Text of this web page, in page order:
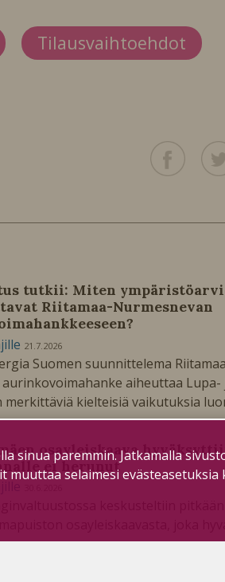
Tilausvaihtoehdot
tutkii: Miten
Riitamaa-Nurmesnevan
21.7.2026
Suomen suunnittelema
aiheuttaa
merkittäviä kielteisiä vaikutuksia
osayleiskaava
ei herunut
sinua paremmin. Jatkamalla
muuttaa selaimesi evästeasetuksia